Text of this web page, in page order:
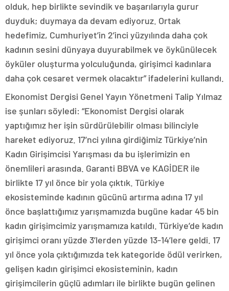
olduk, hep birlikte sevindik ve başarılarıyla gurur
duyduk; duymaya da devam ediyoruz. Ortak
hedefimiz, Cumhuriyet’in 2’inci yüzyılında daha çok
kadının sesini dünyaya duyurabilmek ve öykünülecek
öyküler oluşturma yolculuğunda, girişimci kadınlara
daha çok cesaret vermek olacaktır” ifadelerini kullandı.
Ekonomist Dergisi Genel Yayın Yönetmeni Talip Yılmaz
ise şunları söyledi: “Ekonomist Dergisi olarak
yaptığımız her işin sürdürülebilir olması bilinciyle
hareket ediyoruz. 17’nci yılına girdiğimiz Türkiye’nin
Kadın Girişimcisi Yarışması da bu işlerimizin en
önemlileri arasında. Garanti BBVA ve KAGİDER ile
birlikte 17 yıl önce bir yola çıktık. Türkiye
ekosisteminde kadının gücünü artırma adına 17 yıl
önce başlattığımız yarışmamızda bugüne kadar 45 bin
kadın girişimcimiz yarışmamıza katıldı. Türkiye’de kadın
girişimci oranı yüzde 3’lerden yüzde 13-14’lere geldi. 17
yıl önce yola çıktığımızda tek kategoride ödül verirken,
gelişen kadın girişimci ekosisteminin, kadın
girişimcilerin güçlü adımları ile birlikte bugün gelinen